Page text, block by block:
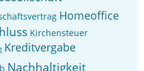
Homeoffice
Kirchensteuer
Kreditvergabe
Nachhaltigkeit